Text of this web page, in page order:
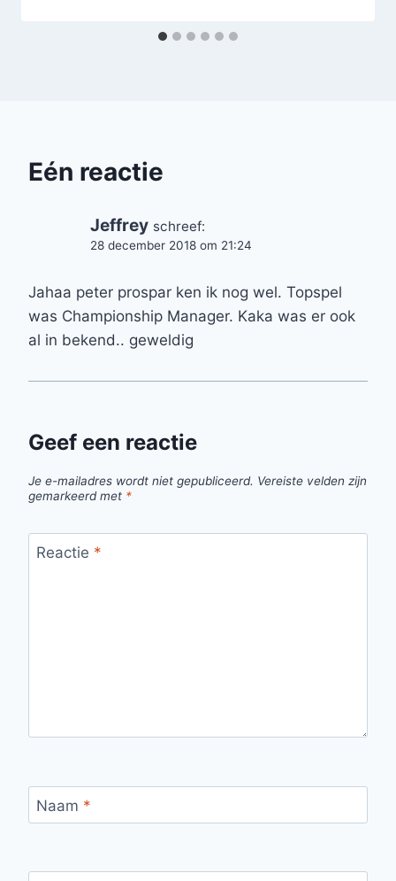
Eén reactie
Jeffrey schreef:
28 december 2018 om 21:24
Jahaa peter prospar ken ik nog wel. Topspel
was Championship Manager. Kaka was er ook
al in bekend.. geweldig
Geef een reactie
Je e-mailadres wordt niet gepubliceerd. Vereiste velden zijn
gemarkeerd met *
Reactie *
Naam *